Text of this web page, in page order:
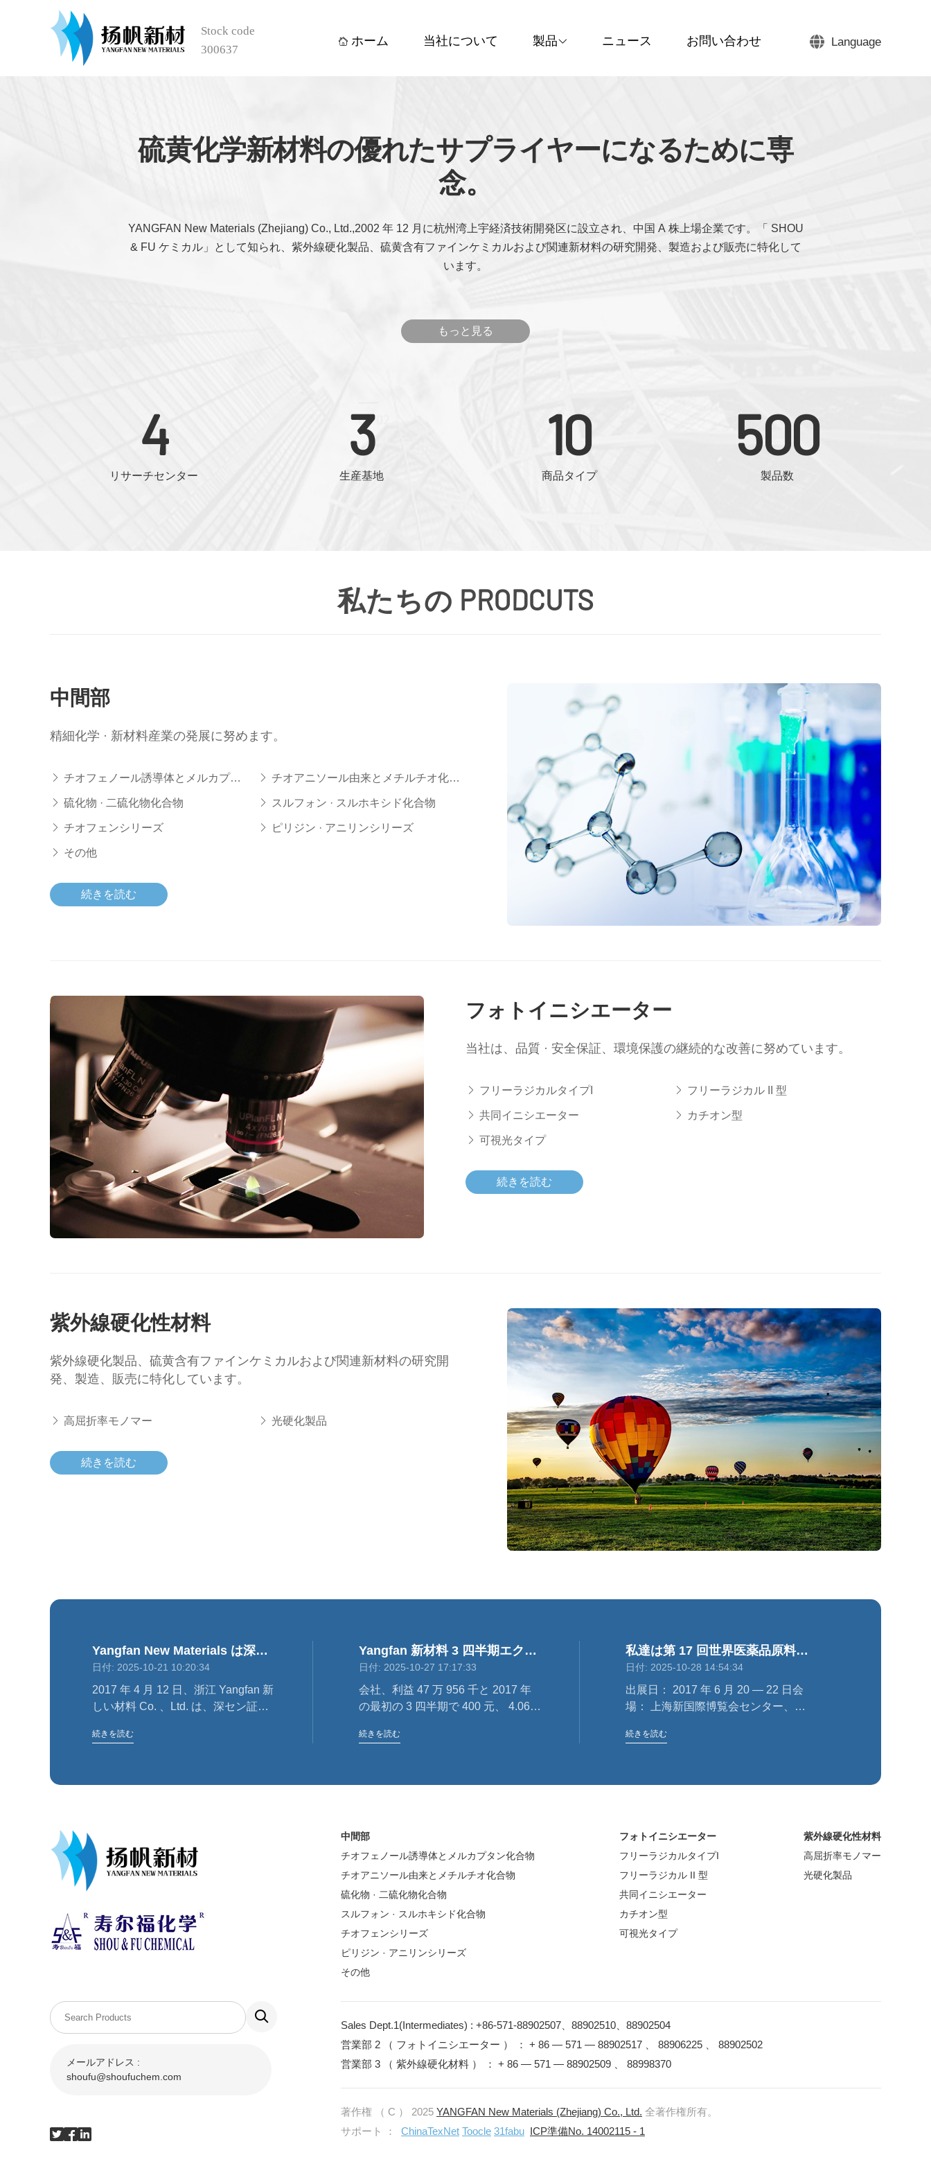
Stock code
300637
ホーム 当社について 製品 ニュース お問い合わせ Language
硫黄化学新材料の優れたサプライヤーになるために専
念。
YANGFAN New Materials (Zhejiang) Co., Ltd.,2002 年 12 月に杭州湾上宇経済技術開発区に設立され、中国 A 株上場企業です。「 SHOU
& FU ケミカル」として知られ、紫外線硬化製品、硫黄含有ファインケミカルおよび関連新材料の研究開発、製造および販売に特化して
います。
もっと見る
4
リサーチセンター
3
生産基地
10
商品タイプ
500
製品数
私たちの PRODCUTS
中間部
精細化学 · 新材料産業の発展に努めます。
ン化合物
物
硫化物 · 二硫化物化合物 スルフォン · スルホキシド化合物
チオフェンシリーズ ピリジン · アニリンシリーズ
その他
続きを読む
フォトイニシエーター
当社は、品質 · 安全保証、環境保護の継続的な改善に努めています。
フリーラジカルタイプI フリーラジカル II 型
共同イニシエーター カチオン型
可視光タイプ
続きを読む
紫外線硬化性材料
紫外線硬化製品、硫黄含有ファインケミカルおよび関連新材料の研究開
発、製造、販売に特化しています。
高屈折率モノマー 光硬化製品
続きを読む
Yangfan New Materials は深セ
ンの ChiNext Board に上陸しま
した
日付: 2025-10-21 10:20:34
2017 年 4 月 12 日、浙江 Yangfan 新
しい材料 Co. 、Ltd. は、深セン証券
に「 Yangfan New Materials 」、株
続きを読む
Yangfan 新材料 3 四半期エクス
プレス
日付: 2025-10-27 17:17:33
会社、利益 47 万 956 千と 2017 年
の最初の 3 四半期で 400 元、 4.06%
続きを読む
私達は第 17 回世界医薬品原料中
国展示会にいます
日付: 2025-10-28 14:54:34
出展日： 2017 年 6 月 20 — 22 日会
場： 上海新国際博覧会センター、浦
続きを読む
中間部
チオフェノール誘導体とメルカプタン化合物
チオアニソール由来とメチルチオ化合物
硫化物 · 二硫化物化合物
スルフォン · スルホキシド化合物
チオフェンシリーズ
ピリジン · アニリンシリーズ
その他
フォトイニシエーター
フリーラジカルタイプI
フリーラジカル II 型
共同イニシエーター
カチオン型
可視光タイプ
紫外線硬化性材料
高屈折率モノマー
光硬化製品
メールアドレス :
shoufu@shoufuchem.com
Sales Dept.1(Intermediates) : +86-571-88902507、88902510、88902504
営業部 2 （ フォトイニシエーター ） ： + 86 — 571 — 88902517 、 88906225 、 88902502
営業部 3 （ 紫外線硬化材料 ） ： + 86 — 571 — 88902509 、 88998370
著作権 （ C ） 2025 YANGFAN New Materials (Zhejiang) Co., Ltd. 全著作権所有。
サポート ： ChinaTexNet Toocle 31fabu ICP準備No. 14002115 - 1